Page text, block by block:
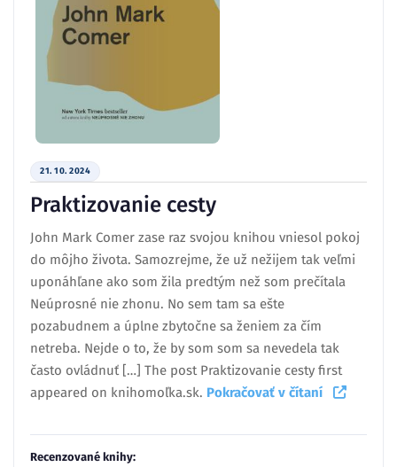
21. 10. 2024
Praktizovanie cesty
John Mark Comer zase raz svojou knihou vniesol pokoj
do môjho života. Samozrejme, že už nežijem tak veľmi
uponáhľane ako som žila predtým než som prečítala
Neúprosné nie zhonu. No sem tam sa ešte
pozabudnem a úplne zbytočne sa ženiem za čím
netreba. Nejde o to, že by som som sa nevedela tak
často ovládnuť […] The post Praktizovanie cesty first
appeared on knihomoľka.sk. Pokračovať v čítaní
Recenzované knihy: